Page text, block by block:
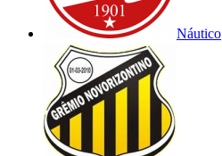
Náutico